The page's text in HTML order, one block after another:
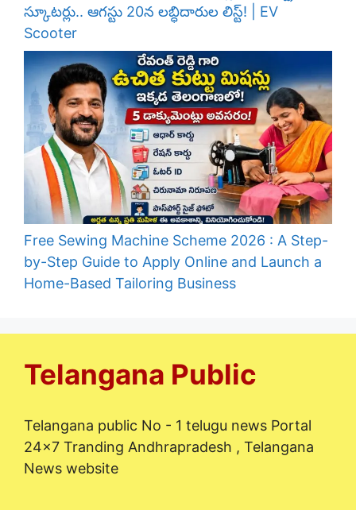
స్కూటర్లు.. ఆగస్టు 20న లబ్ధిదారుల లిస్ట్! | EV
Scooter
Free Sewing Machine Scheme 2026 : A Step-
by-Step Guide to Apply Online and Launch a
Home-Based Tailoring Business
Telangana Public
Telangana public No - 1 telugu news Portal
24x7 Tranding Andhrapradesh , Telangana
News website